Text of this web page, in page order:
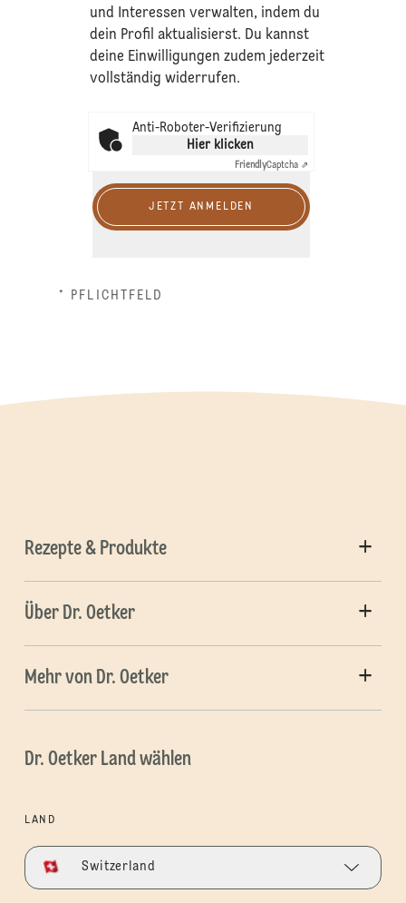
und Interessen verwalten, indem du
dein Profil aktualisierst. Du kannst
deine Einwilligungen zudem jederzeit
vollständig widerrufen.
Anti-Roboter-Verifizierung
Hier klicken
FriendlyCaptcha ⇗
JETZT ANMELDEN
* PFLICHTFELD
Rezepte & Produkte
Über Dr. Oetker
Mehr von Dr. Oetker
Dr. Oetker Land wählen
LAND
Switzerland